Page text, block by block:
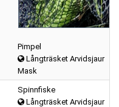
Pimpel
Långträsket Arvidsjaur
Mask
Spinnfiske
Långträsket Arvidsjaur